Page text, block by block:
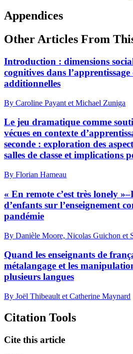
Appendices
Other Articles From
Introduction : dimensions
cognitives dans l’apprentissage
additionnelles
By Caroline Payant et Michael Zuniga
Le jeu dramatique comme
vécues en contexte
seconde : exploration des
salles de classe et implications
By Florian Hameau
« En remote c’est très lonely
d’enfants sur l’enseignement
pandémie
By Danièle Moore, Nicolas Guichon et
Quand les enseignants de
métalangage et les
plusieurs langues
By Joël Thibeault et Catherine Maynard
Citation Tools
Cite this article